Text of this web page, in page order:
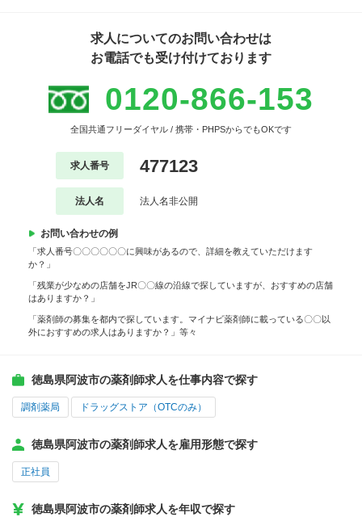
求人についてのお問い合わせは
お電話でも受け付けております
0120-866-153
全国共通フリーダイヤル / 携帯・PHPSからでもOKです
求人番号 477123
法人名 法人名非公開
お問い合わせの例
「求人番号〇〇〇〇〇〇に興味があるので、詳細を教えていただけます
か？」
「残業が少なめの店舗をJR〇〇線の沿線で探していますが、おすすめの店舗
はありますか？」
「薬剤師の募集を都内で探しています。マイナビ薬剤師に載っている〇〇以
外におすすめの求人はありますか？」等々
徳島県阿波市の薬剤師求人を仕事内容で探す
調剤薬局 ドラッグストア（OTCのみ）
徳島県阿波市の薬剤師求人を雇用形態で探す
正社員
徳島県阿波市の薬剤師求人を年収で探す